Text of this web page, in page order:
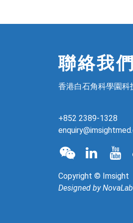
聯絡我們
香港白石角科學園
+852 2389-1328
Copyright © Imsight
Designed byNovaLab